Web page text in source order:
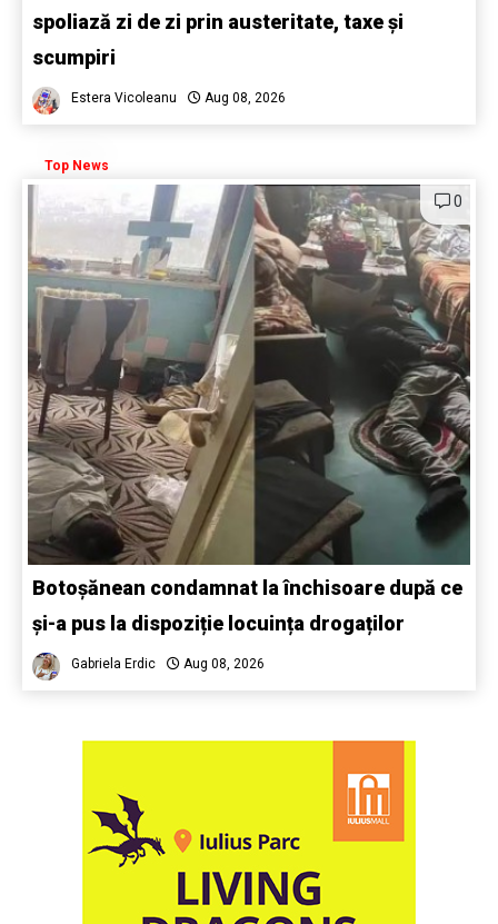
spoliază zi de zi prin austeritate, taxe și
scumpiri
Estera Vicoleanu Aug 08, 2026
Top News
0
Botoșănean condamnat la închisoare după ce
și-a pus la dispoziție locuința drogaților
Gabriela Erdic Aug 08, 2026